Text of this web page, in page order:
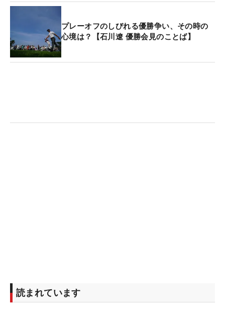
感覚を疑わなくていいんだなと思った。
プレーオフのしびれる優勝争い、その時の
心境は？【石川遼 優勝会見のことば】
読まれています